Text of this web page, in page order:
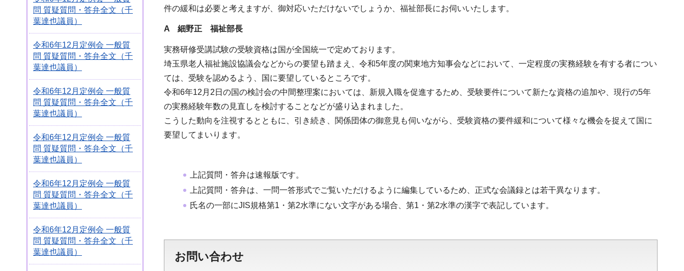
問 質疑質問・答弁全文（千
葉達也議員）
令和6年12月定例会 一般質
問 質疑質問・答弁全文（千
葉達也議員）
令和6年12月定例会 一般質
問 質疑質問・答弁全文（千
葉達也議員）
令和6年12月定例会 一般質
問 質疑質問・答弁全文（千
葉達也議員）
令和6年12月定例会 一般質
問 質疑質問・答弁全文（千
葉達也議員）
令和6年12月定例会 一般質
問 質疑質問・答弁全文（千
葉達也議員）
件の緩和は必要と考えますが、御対応いただけないでしょうか、福祉部長にお伺いいたします。
A 細野正 福祉部長
実務研修受講試験の受験資格は国が全国統一で定めております。
埼玉県老人福祉施設協議会などからの要望も踏まえ、令和5年度の関東地方知事会などにおいて、一定程度の実務経験を有する者につい
ては、受験を認めるよう、国に要望しているところです。
令和6年12月2日の国の検討会の中間整理案においては、新規入職を促進するため、受験要件について新たな資格の追加や、現行の5年
の実務経験年数の見直しを検討することなどが盛り込まれました。
こうした動向を注視するとともに、引き続き、関係団体の御意見も伺いながら、受験資格の要件緩和について様々な機会を捉えて国に
要望してまいります。
上記質問・答弁は速報版です。
上記質問・答弁は、一問一答形式でご覧いただけるように編集しているため、正式な会議録とは若干異なります。
氏名の一部にJIS規格第1・第2水準にない文字がある場合、第1・第2水準の漢字で表記しています。
お問い合わせ